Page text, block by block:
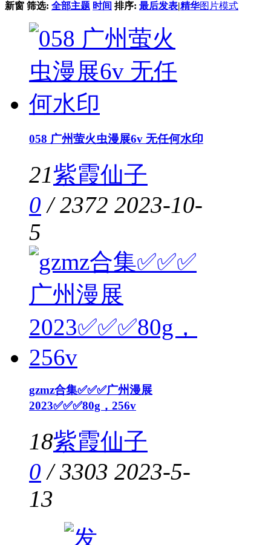
新窗 筛选: 全部主题 时间 排序: 最后发表|精华图片模式
058 广州萤火虫漫展6v 无任何水印
21紫霞仙子
0 /2372 2023-10-
5
gzmz合集✅✅✅广州漫展
2023✅✅✅80g，256v
18紫霞仙子
0 /3303 2023-5-
13